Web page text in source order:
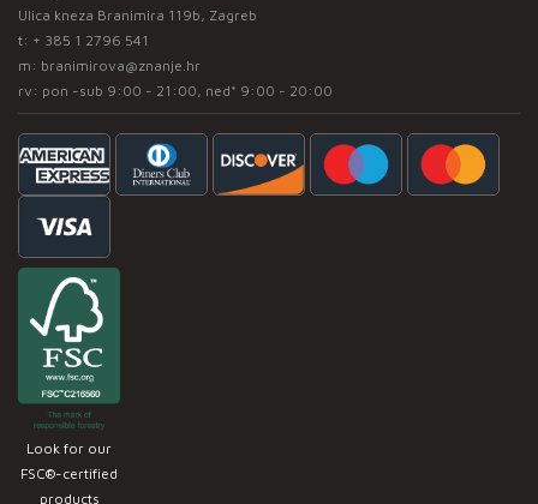
Ulica kneza Branimira 119b, Zagreb
t: + 385 1 2796 541
m: branimirova@znanje.hr
rv: pon -sub 9:00 - 21:00, ned* 9:00 - 20:00
Look for our
FSC®-certified
products